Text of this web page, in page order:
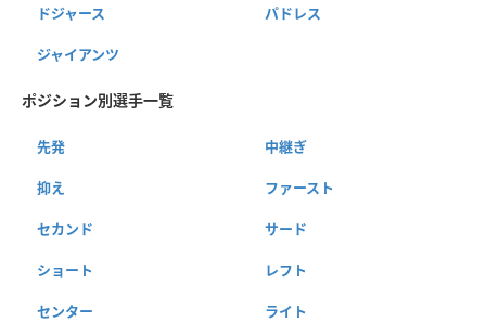
ドジャース パドレス
ジャイアンツ
ポジション別選手一覧
先発 中継ぎ
抑え ファースト
セカンド サード
ショート レフト
センター ライト